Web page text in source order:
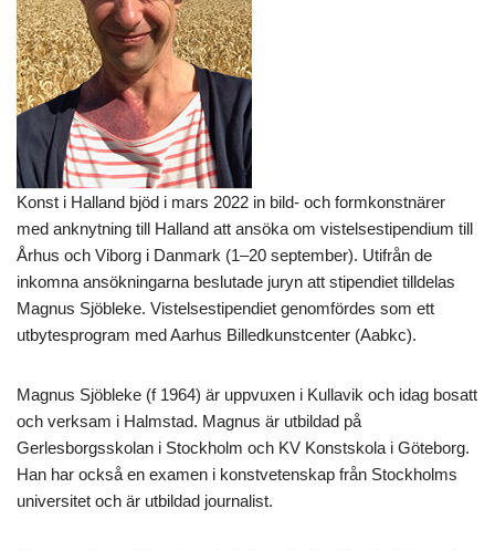
Konst i Halland bjöd i mars 2022 in bild- och formkonstnärer
med anknytning till Halland att ansöka om vistelsestipendium till
Århus och Viborg i Danmark (1–20 september). Utifrån de
inkomna ansökningarna beslutade juryn att stipendiet tilldelas
Magnus Sjöbleke. Vistelsestipendiet genomfördes som ett
utbytesprogram med Aarhus Billedkunstcenter (Aabkc).
Magnus Sjöbleke (f 1964) är uppvuxen i Kullavik och idag bosatt
och verksam i Halmstad. Magnus är utbildad på
Gerlesborgsskolan i Stockholm och KV Konstskola i Göteborg.
Han har också en examen i konstvetenskap från Stockholms
universitet och är utbildad journalist.